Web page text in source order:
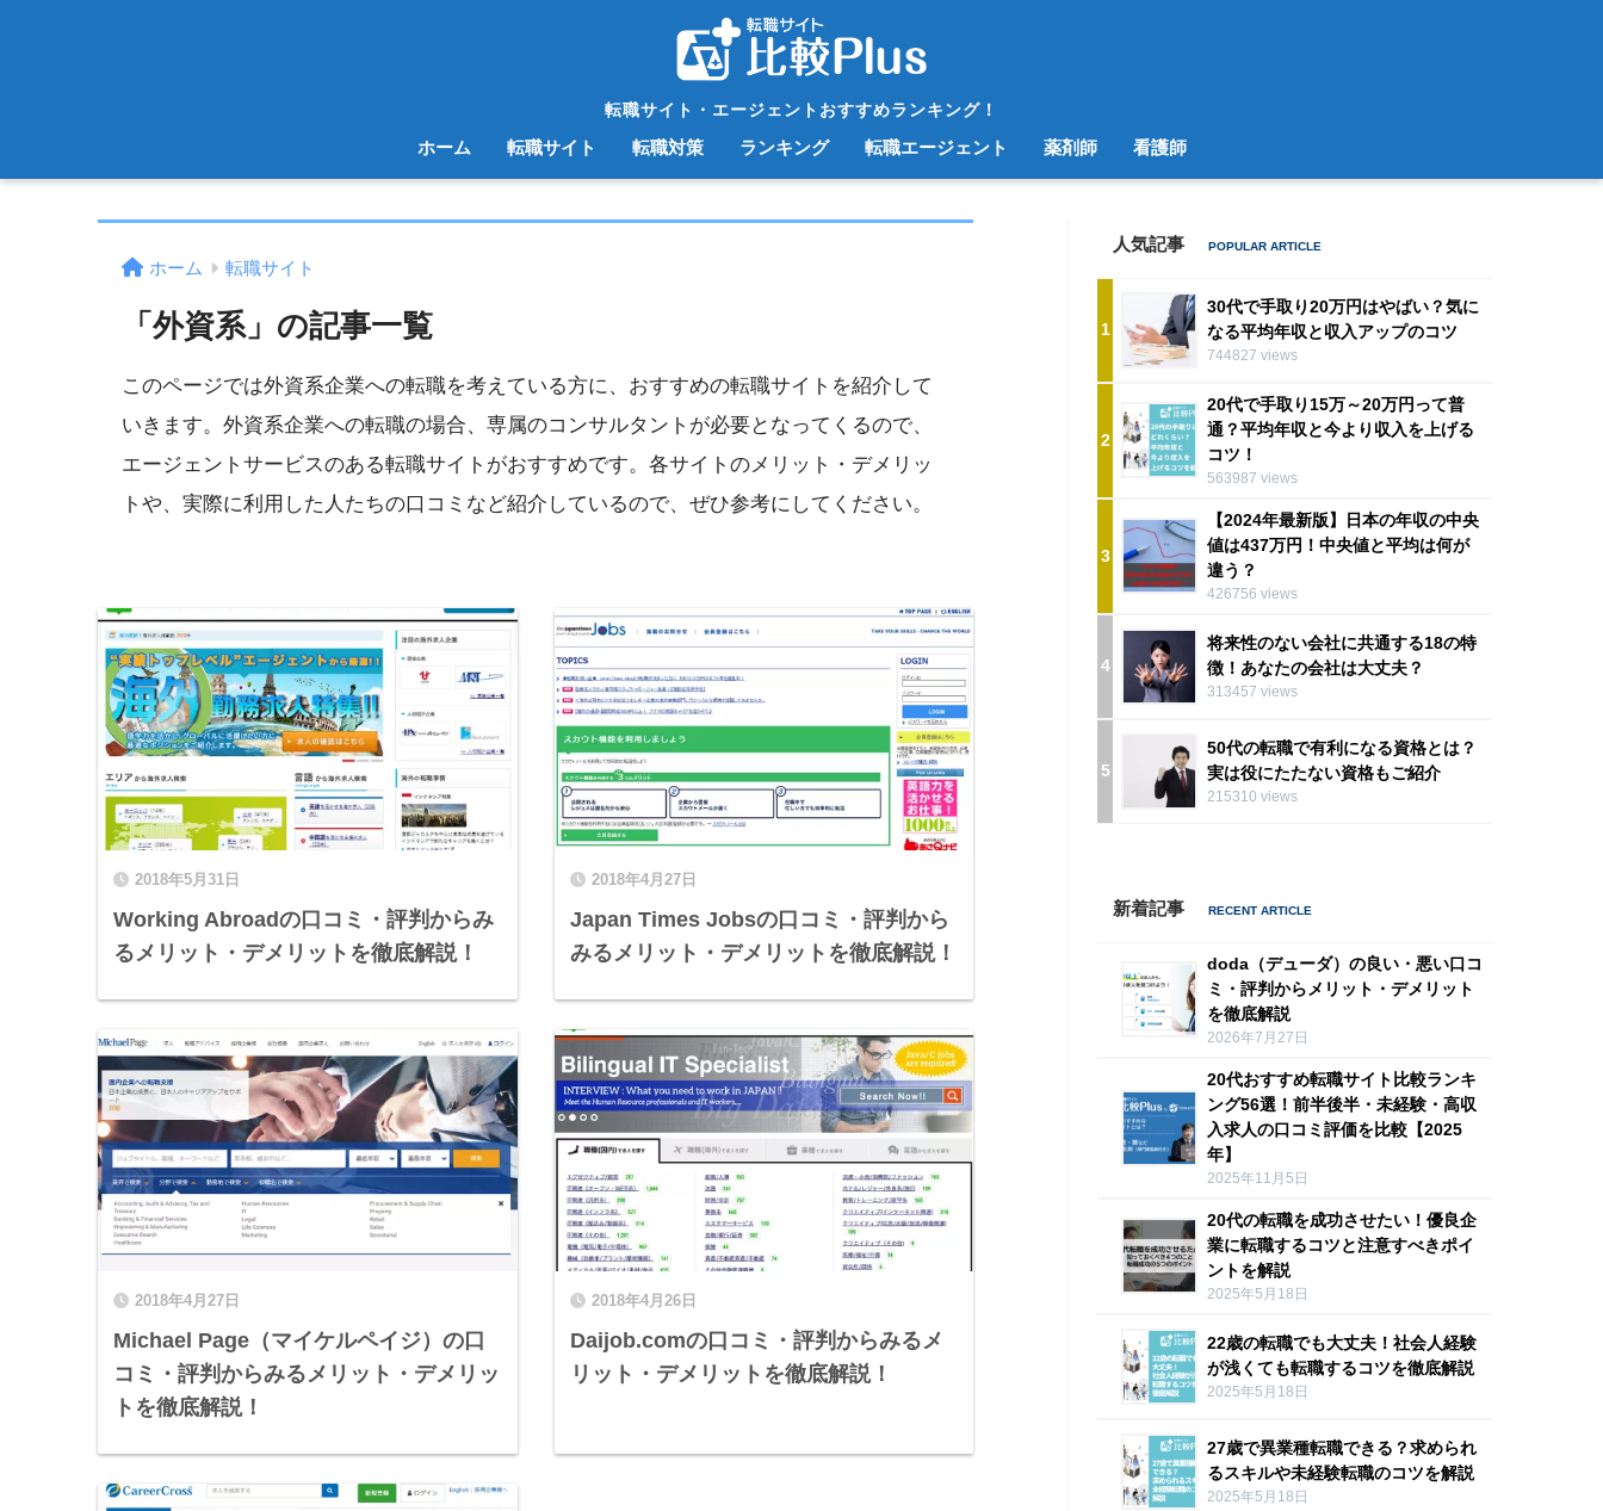
転職サイト・エージェントおすすめランキング！
ホーム 転職サイト 転職対策 ランキング 転職エージェント 薬剤師 看護師
ホーム 転職サイト
「外資系」の記事一覧
このページでは外資系企業への転職を考えている方に、おすすめの転職サイトを紹介して
いきます。外資系企業への転職の場合、専属のコンサルタントが必要となってくるので、
エージェントサービスのある転職サイトがおすすめです。各サイトのメリット・デメリッ
トや、実際に利用した人たちの口コミなど紹介しているので、ぜひ参考にしてください。
2018年5月31日
Working Abroadの口コミ・評判からみ
るメリット・デメリットを徹底解説！
2018年4月27日
Japan Times Jobsの口コミ・評判から
みるメリット・デメリットを徹底解説！
2018年4月27日
Michael Page（マイケルペイジ）の口
コミ・評判からみるメリット・デメリッ
トを徹底解説！
2018年4月26日
Daijob.comの口コミ・評判からみるメ
リット・デメリットを徹底解説！
人気記事
1
30代で手取り20万円はやばい？気に
なる平均年収と収入アップのコツ
744827 views
2
20代で手取り15万～20万円って普
通？平均年収と今より収入を上げる
コツ！
563987 views
3
【2024年最新版】日本の年収の中央
値は437万円！中央値と平均は何が
違う？
426756 views
4
将来性のない会社に共通する18の特
徴！あなたの会社は大丈夫？
313457 views
5
50代の転職で有利になる資格とは？
実は役にたたない資格もご紹介
215310 views
新着記事
doda（デューダ）の良い・悪い口コ
ミ・評判からメリット・デメリット
を徹底解説
2026年7月27日
20代おすすめ転職サイト比較ランキ
ング56選！前半後半・未経験・高収
入求人の口コミ評価を比較【2025
年】
2025年11月5日
20代の転職を成功させたい！優良企
業に転職するコツと注意すべきポイ
ントを解説
2025年5月18日
22歳の転職でも大丈夫！社会人経験
が浅くても転職するコツを徹底解説
2025年5月18日
27歳で異業種転職できる？求められ
るスキルや未経験転職のコツを解説
2025年5月18日